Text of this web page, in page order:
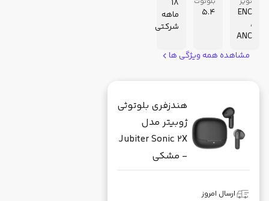
ENC
،
ANC
5.4
18
ماهه
شرکتی
مشاهده همه ویژگی ها
هندزفری بلوتوثی
ژوبیتر مدل
Jubiter Sonic 2X
- مشکی
ارسال امروز